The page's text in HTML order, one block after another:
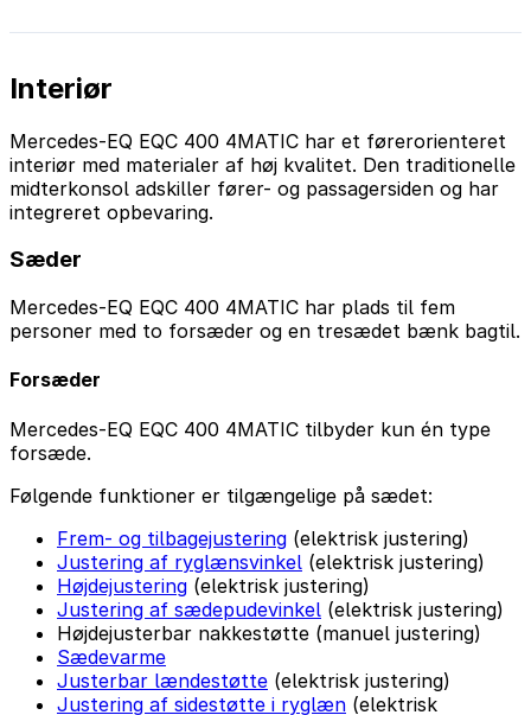
Interiør
Mercedes-EQ EQC 400 4MATIC har et førerorienteret
interiør med materialer af høj kvalitet. Den traditionelle
midterkonsol adskiller fører- og passagersiden og har
integreret opbevaring.
Sæder
Mercedes-EQ EQC 400 4MATIC har plads til fem
personer med to forsæder og en tresædet bænk bagtil.
Forsæder
Mercedes-EQ EQC 400 4MATIC tilbyder kun én type
forsæde.
Følgende funktioner er tilgængelige på sædet:
Frem- og tilbagejustering (elektrisk justering)
Justering af ryglænsvinkel (elektrisk justering)
Højdejustering (elektrisk justering)
Justering af sædepudevinkel (elektrisk justering)
Højdejusterbar nakkestøtte (manuel justering)
Sædevarme
Justerbar lændestøtte (elektrisk justering)
Justering af sidestøtte i ryglæn (elektrisk